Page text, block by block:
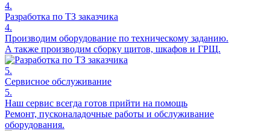
4.
Разработка по ТЗ заказчика
4.
Производим оборудование по техническому заданию.
А также производим сборку щитов, шкафов и ГРЩ.
5.
Сервисное обслуживание
5.
Наш сервис всегда готов прийти на помощь
Ремонт, пусконаладочные работы и обслуживание
оборудования.